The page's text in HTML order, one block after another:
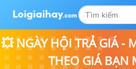
💥 NGÀY HỘI TRẢ GIÁ -
THEO GIÁ BẠN